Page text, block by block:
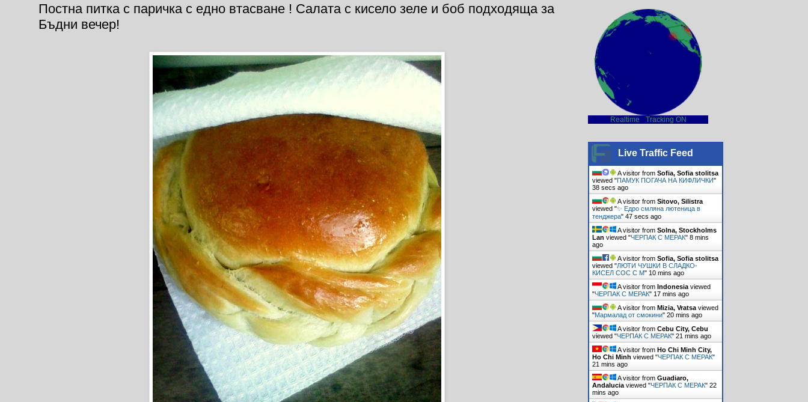
Постна питка с паричка с едно втасване ! Салата с кисело зеле и боб подходяща за
Бъдни вечер!
Realtime - Tracking ON
Live Traffic Feed
A visitor from Sofia, Sofia stolitsa
viewed "ПАМУК ПОГАЧА НА КИФЛИЧКИ"
40 secs ago
A visitor from Sitovo, Silistra
viewed "✨ Едро смляна лютеница в
тенджера" 49 secs ago
A visitor from Solna, Stockholms
Lan viewed "ЧЕРПАК С МЕРАК" 8 mins
ago
A visitor from Sofia, Sofia stolitsa
viewed "ЛЮТИ ЧУШКИ В СЛАДКО-
КИСЕЛ СОС С М" 10 mins ago
A visitor from Indonesia viewed
"ЧЕРПАК С МЕРАК" 17 mins ago
A visitor from Mizia, Vratsa viewed
"Мармалад от смокини" 20 mins ago
A visitor from Cebu City, Cebu
viewed "ЧЕРПАК С МЕРАК" 21 mins ago
A visitor from Ho Chi Minh City,
Ho Chi Minh viewed "ЧЕРПАК С МЕРАК"
21 mins ago
A visitor from Guadiaro,
Andalucia viewed "ЧЕРПАК С МЕРАК" 22
mins ago